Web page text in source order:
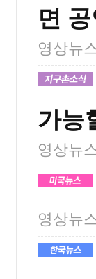
면 공
영상뉴
가능
영상뉴
영상뉴